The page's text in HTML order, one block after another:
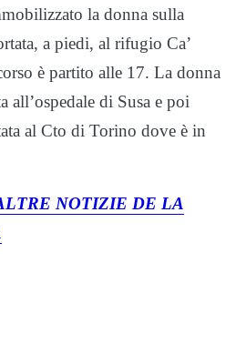
la donna sulla
a piedi, al rifugio Ca’
è partito alle 17. La donna
all’ospedale di Susa e poi
al Cto di Torino dove è in
NOTIZIE DE LA